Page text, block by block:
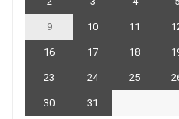
9 10 11
16 17 18
23 24 25
30
31